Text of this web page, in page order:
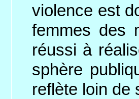
violence est
femmes des
réussi à
sphère
reflète loin de